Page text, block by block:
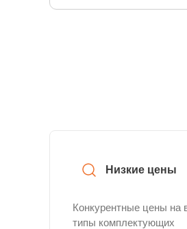
Низкие цены
Конкурентные цены на
типы комплектующих